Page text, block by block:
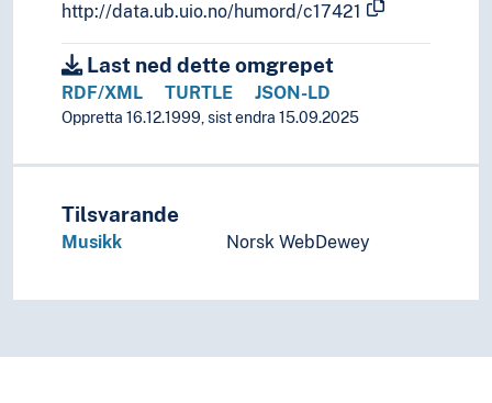
http://data.ub.uio.no/humord/c17421
Last ned dette omgrepet
RDF/XML TURTLE JSON-LD
Oppretta 16.12.1999, sist endra 15.09.2025
Tilsvarande
Musikk Norsk WebDewey